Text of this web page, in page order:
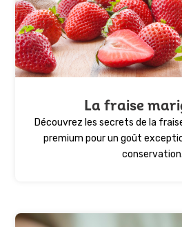
La fraise
Découvrez les secrets de la
premium pour un goût